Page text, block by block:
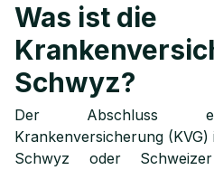
Was ist die
Schwyz?
Der Abschluss
Krankenversicherung
Schwyz oder